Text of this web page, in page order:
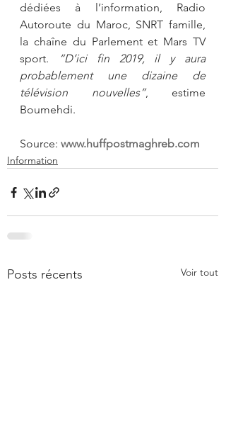
dédiées à l’information, Radio
Autoroute du Maroc, SNRT famille,
la chaîne du Parlement et Mars TV
sport.
“D’ici fin 2019, il y aura
probablement une dizaine de
télévision nouvelles”, estime
Boumehdi.
Source: www.huffpostmaghreb.com
Information
Posts récents Voir tout